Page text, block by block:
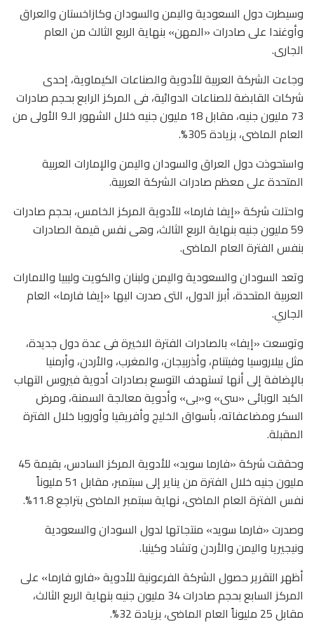
وسيطرت دول السعودية واليمن والسودان وكازاخستان والعراق
وأوغندا على صادرات «المهن» بنهاية الربع الثالث من العام
الجارى.
وجاءت الشركة العربية للأدوية والصناعات الكيماوية، إحدى
شركات القابضة للصناعات الدوائية، فى المركز الرابع بحجم صادرات
73 مليون جنيه، مقابل 18 مليون جنيه خلال الشهور الـ9 الأولى من
العام الماضى، بزيادة 305%.
واستحوذت دول العراق والسودان واليمن والإمارات العربية
المتحدة على معظم صادرات الشركة العربية.
واحتلت شركة «إيفا فارما» للأدوية المركز الخامس، بحجم صادرات
59 مليون جنيه بنهاية الربع الثالث، وهى نفس قيمة الصادرات
بنفس الفترة العام الماضى.
وتعد السودان والسعودية واليمن ولبنان والكويت وليبيا والامارات
العربية المتحدة، أبرز الدول، التى صدرت اليها «إيفا فارما» العام
الجاري.
وتوسعت «إيفا» بالصادرات الفترة الاخيرة فى عدة دول جديدة،
مثل بيلاروسيا وفيتنام، وأذربيجان، والمغرب، والأردن، وأرمنيا
بالإضافة إلى أنها تستهدف التوسع بصادرات أدوية فيروس التهاب
الكبد الوبائى «سى» و«بى» وأدوية معالجة السمنة، ومرض
السكر ومضاعفاته، بأسواق الخليج وأفريقيا وأوروبا خلال الفترة
المقبلة.
وحققت شركة «فارما سويد» للأدوية المركز السادس، بقيمة 45
مليون جنيه خلال الفترة من يناير إلى سبتمبر، مقابل 51 مليوناً
نفس الفترة العام الماضى، نهاية سبتمبر الماضى بتراجع 11.8%.
وصدرت «فارما سويد» منتجاتها لدول السودان والسعودية
ونيجيريا واليمن والأردن وتشاد وكينيا.
أظهر التقرير حصول الشركة الفرعونية للأدوية «فارو فارما» على
المركز السابع بحجم صادرات 34 مليون جنيه بنهاية الربع الثالث،
مقابل 25 مليوناً العام الماضى، بزيادة 32%.